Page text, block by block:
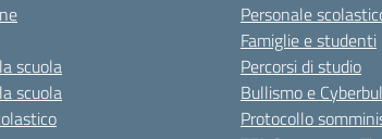
scuola
scuola
Personale
Famiglie e studenti
Percorsi di studio
Bullismo e
Protocollo